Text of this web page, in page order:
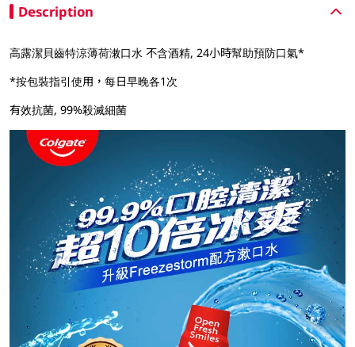
Description
高露潔貝齒特涼薄荷潄口水 不含酒精, 24小時幫助預防口氣*
*按包裝指引使用，每日早晚各1次
有效抗菌, 99%殺滅細菌